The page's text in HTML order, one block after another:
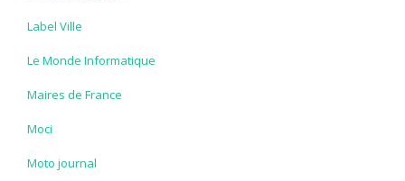
Label Ville
Le Monde Informatique
Maires de France
Moci
Moto journal